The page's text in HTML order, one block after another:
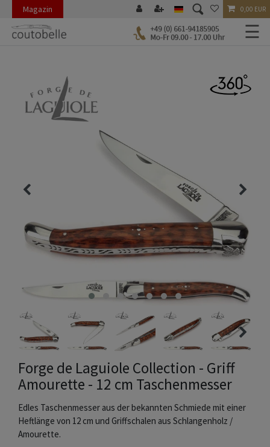
Magazin 0,00 EUR
☰
Forge de Laguiole Collection - Griff
Amourette - 12 cm Taschenmesser
Edles Taschenmesser aus der bekannten Schmiede mit einer
Heftlänge von 12 cm und Griffschalen aus Schlangenholz /
Amourette.